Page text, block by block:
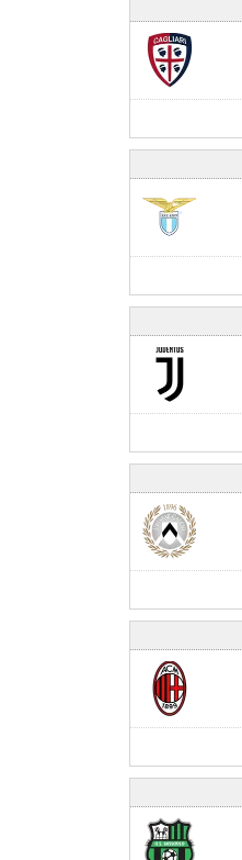
ענפים נוספים
כתבו לנו